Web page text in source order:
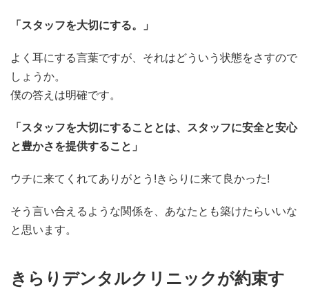
「スタッフを大切にする。」
よく耳にする言葉ですが、それはどういう状態をさすので
しょうか。
僕の答えは明確です。
「スタッフを大切にすることとは、スタッフに安全と安心
と豊かさを提供すること」
ウチに来てくれてありがとう!きらりに来て良かった!
そう言い合えるような関係を、あなたとも築けたらいいな
と思います。
きらりデンタルクリニックが約束す